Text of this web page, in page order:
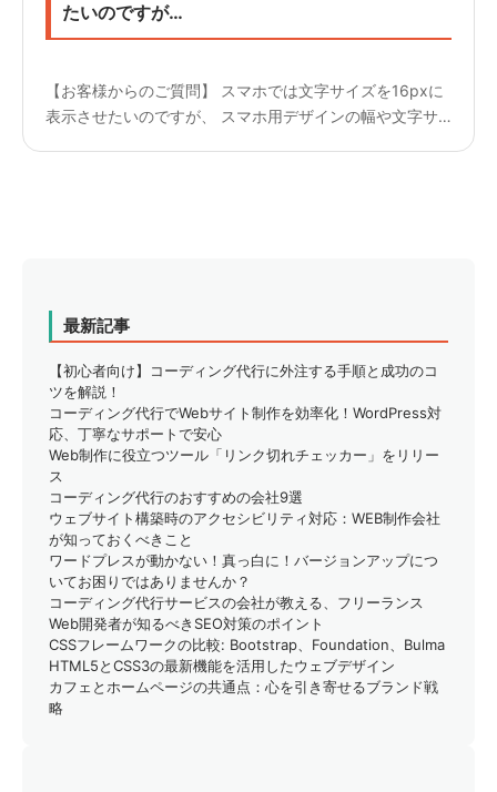
たいのですが…
【お客様からのご質問】 スマホでは文字サイズを16pxに
表示させたいのですが、 スマホ用デザインの幅や文字サ
最新記事
【初心者向け】コーディング代行に外注する手順と成功のコ
ツを解説！
コーディング代行でWebサイト制作を効率化！WordPress対
応、丁寧なサポートで安心
Web制作に役立つツール「リンク切れチェッカー」をリリー
ス
コーディング代行のおすすめの会社9選
ウェブサイト構築時のアクセシビリティ対応：WEB制作会社
が知っておくべきこと
ワードプレスが動かない！真っ白に！バージョンアップにつ
いてお困りではありませんか？
コーディング代行サービスの会社が教える、フリーランス
Web開発者が知るべきSEO対策のポイント
CSSフレームワークの比較: Bootstrap、Foundation、Bulma
HTML5とCSS3の最新機能を活用したウェブデザイン
カフェとホームページの共通点：心を引き寄せるブランド戦
略